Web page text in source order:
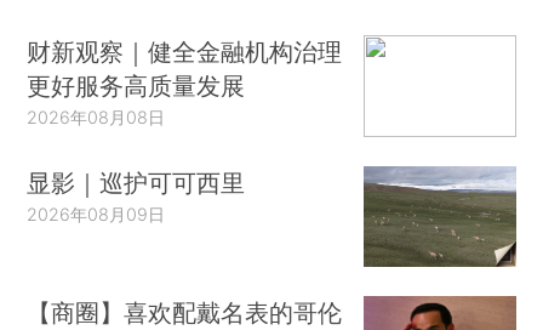
财新观察｜健全金融机构治理
更好服务高质量发展
2026年08月08日
显影｜巡护可可西里
2026年08月09日
【商圈】喜欢配戴名表的哥伦